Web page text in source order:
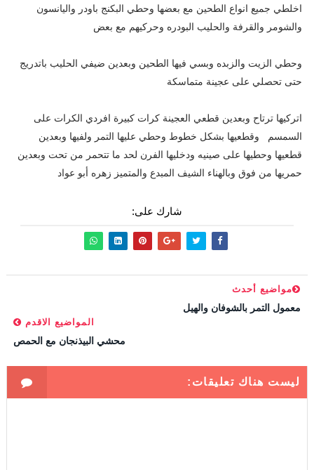
اخلطي جميع انواع الطحين مع بعضها وحطي البكنج باودر واليانسون
والشومر والقرفة والحليب البودره وحركيهم مع بعض
وحطي الزيت والزبده وبسي فيها الطحين وبعدين ضيفي الحليب باتدريج
حتى تحصلي على عجينة متماسكة
اتركيها ترتاح وبعدين قطعي العجينة كرات كبيرة افردي الكرات على
السمسم وقطعيها بشكل خطوط وحطي عليها التمر ولفيها وبعدين
قطعيها وحطيها على صينيه ودخليها الفرن لحد ما تتحمر من تحت وبعدين
حمريها من فوق وبالهناء الشيف المبدع والمتميز زهره أبو عواد
شارك على:
مواضيع أحدث
معمول التمر بالشوفان والهيل
المواضيع الاقدم
محشي البيذنجان مع الحمص
ليست هناك تعليقات: